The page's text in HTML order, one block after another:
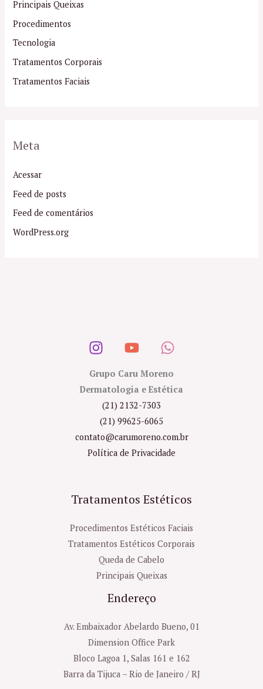
Principais Queixas
Procedimentos
Tecnologia
Tratamentos Corporais
Tratamentos Faciais
Meta
Acessar
Feed de posts
Feed de comentários
WordPress.org
Grupo Caru Moreno
Dermatologia e Estética
(21) 2132-7303
(21) 99625-6065
contato@carumoreno.com.br
Política de Privacidade
Tratamentos Estéticos
Procedimentos Estéticos Faciais
Tratamentos Estéticos Corporais
Queda de Cabelo
Principais Queixas
Endereço
Av. Embaixador Abelardo Bueno, 01
Dimension Office Park
Bloco Lagoa 1, Salas 161 e 162
Barra da Tijuca – Rio de Janeiro / RJ